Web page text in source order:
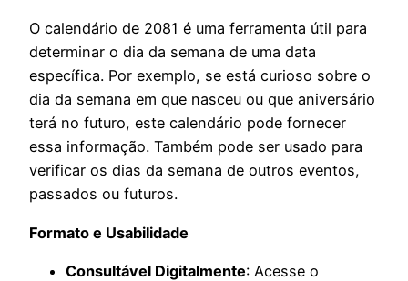
O calendário de 2081 é uma ferramenta útil para
determinar o dia da semana de uma data
específica. Por exemplo, se está curioso sobre o
dia da semana em que nasceu ou que aniversário
terá no futuro, este calendário pode fornecer
essa informação. Também pode ser usado para
verificar os dias da semana de outros eventos,
passados ou futuros.
Formato e Usabilidade
Consultável Digitalmente: Acesse o